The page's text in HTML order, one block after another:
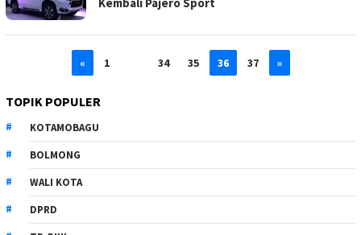
« 1 34 35 36 37 »
TOPIK POPULER
KOTAMOBAGU
BOLMONG
WALI KOTA
DPRD